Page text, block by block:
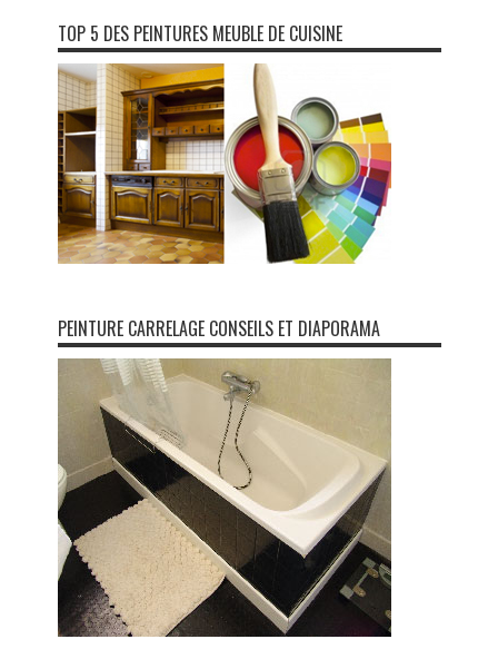
TOP 5 DES PEINTURES MEUBLE DE CUISINE
PEINTURE CARRELAGE CONSEILS ET DIAPORAMA